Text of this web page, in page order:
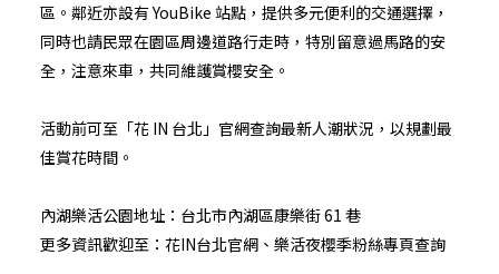
區。鄰近亦設有 YouBike 站點，提供多元便利的交通選擇，
同時也請民眾在園區周邊道路行走時，特別留意過馬路的安
全，注意來車，共同維護賞櫻安全。
活動前可至「花 IN 台北」官網查詢最新人潮狀況，以規劃最
佳賞花時間。
內湖樂活公園地址：台北市內湖區康樂街 61 巷
更多資訊歡迎至： 花IN台北官網、 樂活夜櫻季粉絲專頁查詢